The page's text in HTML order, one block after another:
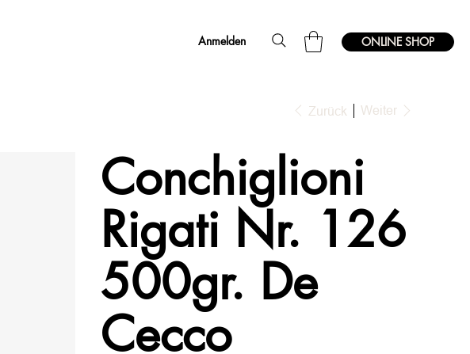
Anmelden ONLINE SHOP
Zurück Weiter
Conchiglioni
Rigati Nr. 126
500gr. De
Cecco